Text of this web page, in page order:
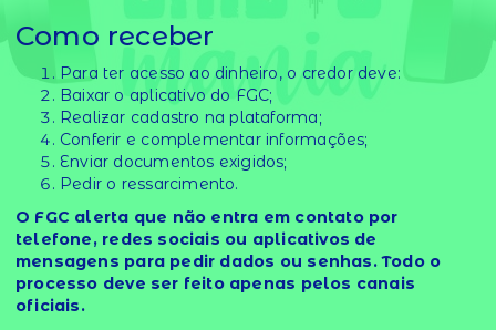
Como receber
Para ter acesso ao dinheiro, o credor deve:
Baixar o aplicativo do FGC;
Realizar cadastro na plataforma;
Conferir e complementar informações;
Enviar documentos exigidos;
Pedir o ressarcimento.
O FGC alerta que não entra em contato por
telefone, redes sociais ou aplicativos de
mensagens para pedir dados ou senhas. Todo o
processo deve ser feito apenas pelos canais
oficiais.